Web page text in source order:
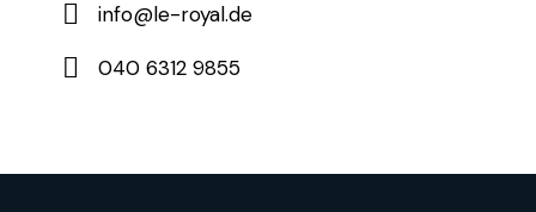
info@le-royal.de
040 6312 9855